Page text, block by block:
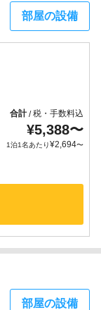
部屋の設備
合計/税・手数料込
¥5,388〜
1泊1名あたり¥2,694〜
部屋の設備